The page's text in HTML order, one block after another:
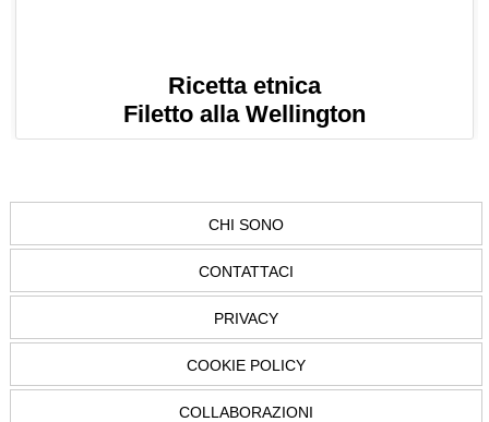
Ricetta etnica
Filetto alla Wellington
CHI SONO
CONTATTACI
PRIVACY
COOKIE POLICY
COLLABORAZIONI